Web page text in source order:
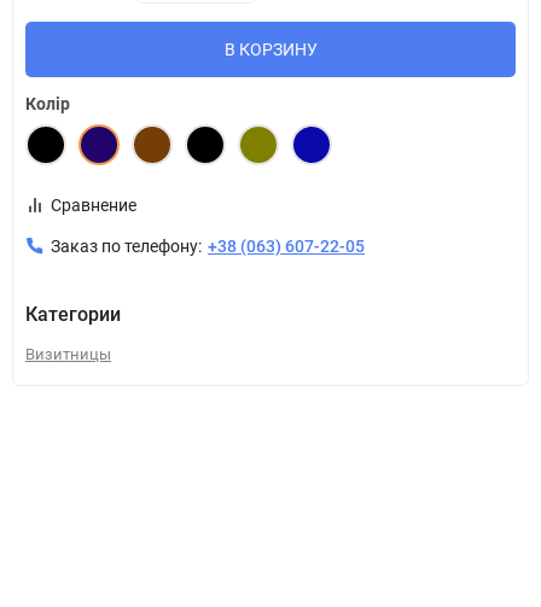
В КОРЗИНУ
Колір
Сравнение
Заказ по телефону: +38 (063) 607-22-05
Категории
Визитницы